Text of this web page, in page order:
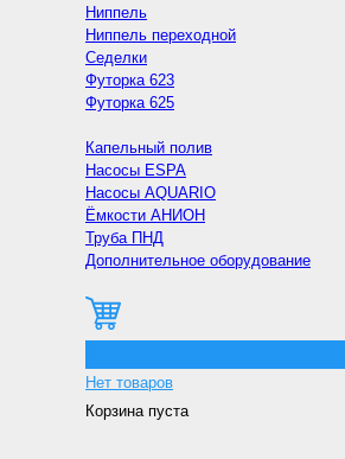
Ниппель
Ниппель переходной
Седелки
Футорка 623
Футорка 625
Капельный полив
Насосы ESPA
Насосы AQUARIO
Ёмкости АНИОН
Труба ПНД
Дополнительное оборудование
Нет товаров
Корзина пуста